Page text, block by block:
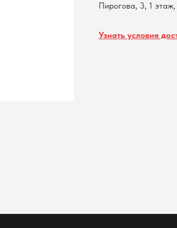
Пирогова, 3, 1 этаж,
Узнать условия